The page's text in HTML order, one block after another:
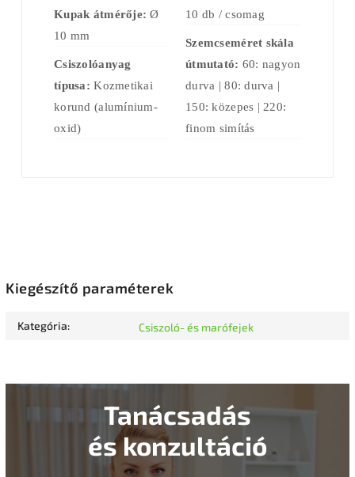
Kupak átmérője: Ø
10 mm
Csiszolóanyag
típusa: Kozmetikai
korund (alumínium-
oxid)
10 db / csomag
Szemcseméret skála
útmutató: 60: nagyon
durva | 80: durva |
150: közepes | 220:
finom simítás
Kiegészítő paraméterek
Kategória: Csiszoló- és marófejek
Tanácsadás
és konzultáció